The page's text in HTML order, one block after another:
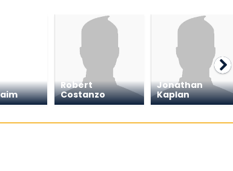
Robert
Costanzo
Jonathan
Kaplan